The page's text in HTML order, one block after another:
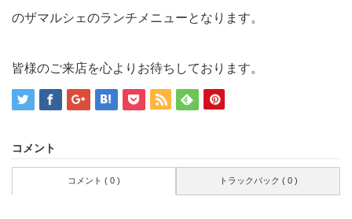
のザマルシェのランチメニューとなります。
皆様のご来店を心よりお待ちしております。
コメント
コメント ( 0 ) トラックバック ( 0 )